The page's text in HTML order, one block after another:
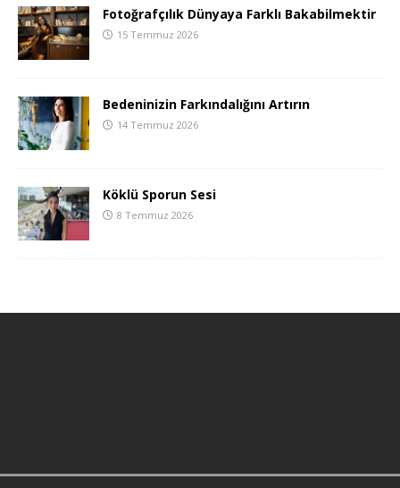
Fotoğrafçılık Dünyaya Farklı Bakabilmektir
15 Temmuz 2026
Bedeninizin Farkındalığını Artırın
14 Temmuz 2026
Köklü Sporun Sesi
8 Temmuz 2026